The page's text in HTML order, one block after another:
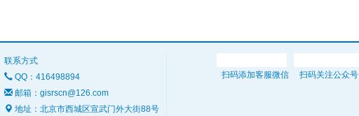
联系方式
QQ：416498894
邮箱：gisrscn@126.com
地址：北京市西城区宣武门外大街88号
扫码添加客服微信 扫码关注公众号